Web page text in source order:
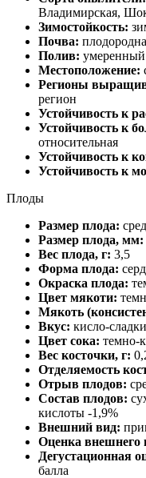
Владимирская,
Зимостойкость:
Почва:
Полив:
Местоположение:
Регионы
регион
Устойчивость к
Устойчивость к
относительная
Устойчивость к
Устойчивость к
Плоды
Размер плода:
Размер плода, мм:
Вес плода, г: 3,5
Форма плода:
Окраска плода:
Цвет мякоти:
Мякоть
Вкус: кисло-
Цвет сока: темно-
Вес косточки, г:
Отделяемость
Отрыв плодов:
Состав плодов:
кислоты -1,9%
Внешний вид:
Оценка внешнего
Дегустационная
балла